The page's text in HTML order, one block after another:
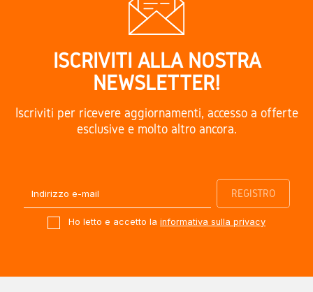
ISCRIVITI ALLA NOSTRA
NEWSLETTER!
Iscriviti per ricevere aggiornamenti, accesso a offerte
esclusive e molto altro ancora.
Ho letto e accetto la informativa sulla privacy